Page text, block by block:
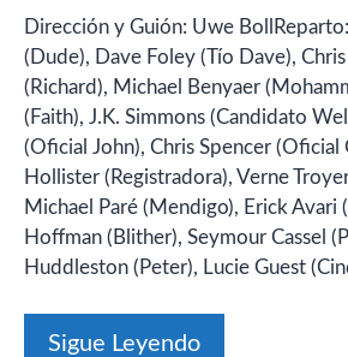
Dirección y Guión: Uwe
(Dude), Dave Foley (Tío Dave),
(Richard), Michael Benyaer
(Faith), J.K. Simmons (Candidato
(Oficial John), Chris Spencer (Oficial
Hollister (Registradora), Verne
Michael Paré (Mendigo), Erick Avari
Hoffman (Blither), Seymour Cassel
Huddleston (Peter), Lucie Guest
Sigue Leyendo